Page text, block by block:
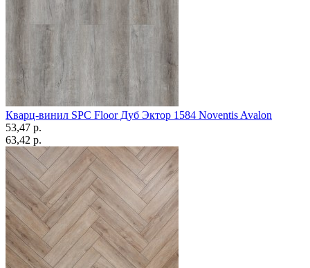
Кварц-винил SPC Floor Дуб Эктор 1584 Noventis Avalon
53,47 p.
63,42 p.